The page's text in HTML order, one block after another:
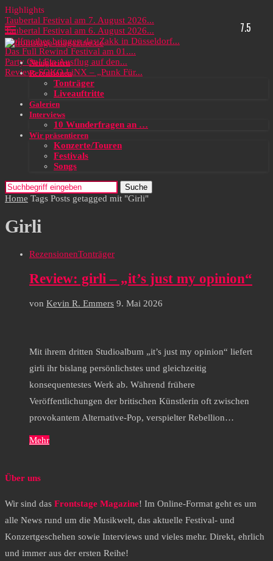
Highlights
Taubertal Festival am 7. August 2026...
Taubertal Festival am 6. August 2026...
Wolfmother bringen das Zakk in Düsseldorf...
Das Full Rewind Festival am 01....
Party On! Ein Ausflug auf den...
Review: SOKO LiNX – „Punk Für...
Neuigkeiten
Rezensionen
Tonträger
Liveauftritte
Galerien
Interviews
10 Wunderfragen an …
Wir präsentieren
Konzerte/Touren
Festivals
Songs
Suche
Home Tags Posts getagged mit "Girli"
Girli
7.5
RezensionenTonträger
Review: girli – „it’s just my opinion“
von Kevin R. Emmers 9. Mai 2026
Mit ihrem dritten Studioalbum „it’s just my opinion“ liefert
girli ihr bislang persönlichstes und gleichzeitig
konsequentestes Werk ab. Während frühere
Veröffentlichungen der britischen Künstlerin oft zwischen
provokantem Alternative-Pop, verspielter Rebellion…
Mehr
Über uns
Wir sind das Frontstage Magazine! Im Online-Format geht es um
alle News rund um die Musikwelt, das aktuelle Festival- und
Konzertgeschehen sowie Interviews und vieles mehr. Direkt, ehrlich
und immer aus der ersten Reihe!